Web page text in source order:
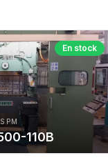
En stock
110B